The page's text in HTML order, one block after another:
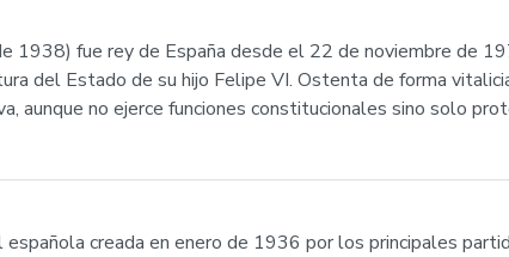
1938) fue rey de España desde el 22 de noviembre de
del Estado de su hijo Felipe VI. Ostenta de forma
aunque no ejerce funciones constitucionales sino solo
creada en enero de 1936 por los principales